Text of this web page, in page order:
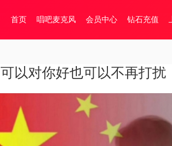
首页 唱吧麦克风 会员中心 钻石充值
可以对你好也可以不再打扰